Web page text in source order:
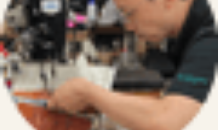
ランドセルを注文する